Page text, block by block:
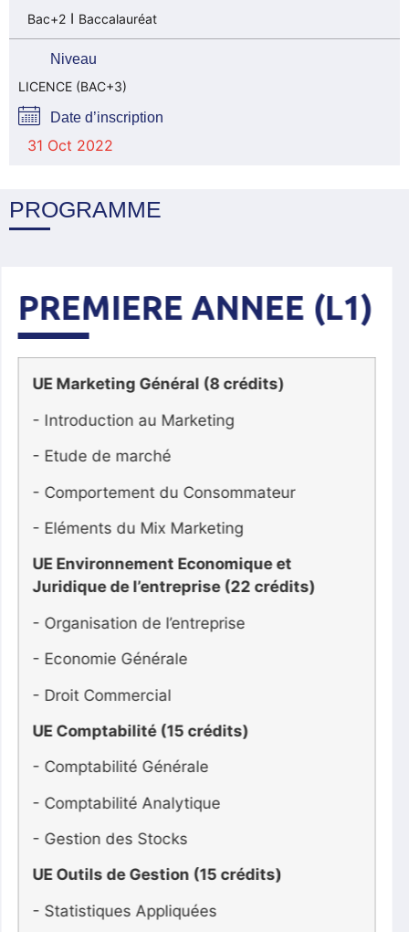
Bac+2 I Baccalauréat
Niveau
LICENCE (BAC+3)
Date d’inscription
31 Oct 2022
PROGRAMME
DEUXIEME ANNEE
(L2)
UE Marketing 2 (18 crédits)
- Marketing du Prix et du Produit
- Distribution
- Marchandising
UE Vente et Force de Vente (12 crédit)
- Techniques de Vente / Prospection
- Force de Vente et Gestion de la Force de
UE Communication (15 crédits)
- Communication d’Entreprise
- Communication Médias
- Commercial Hors Médias
UE Techniques d’Expression &
Informatique (15 crédits)
- Techniques d’Expression et de